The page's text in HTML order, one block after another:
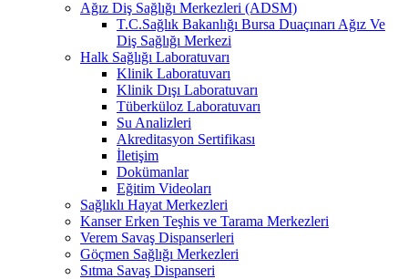
Ağız Diş Sağlığı Merkezleri (ADSM)
T.C.Sağlık Bakanlığı Bursa Duaçınarı Ağız Ve
Diş Sağlığı Merkezi
Halk Sağlığı Laboratuvarı
Klinik Laboratuvarı
Klinik Dışı Laboratuvarı
Tüberküloz Laboratuvarı
Su Analizleri
Akreditasyon Sertifikası
İletişim
Dokümanlar
Eğitim Videoları
Sağlıklı Hayat Merkezleri
Kanser Erken Teşhis ve Tarama Merkezleri
Verem Savaş Dispanserleri
Göçmen Sağlığı Merkezleri
Sıtma Savaş Dispanseri